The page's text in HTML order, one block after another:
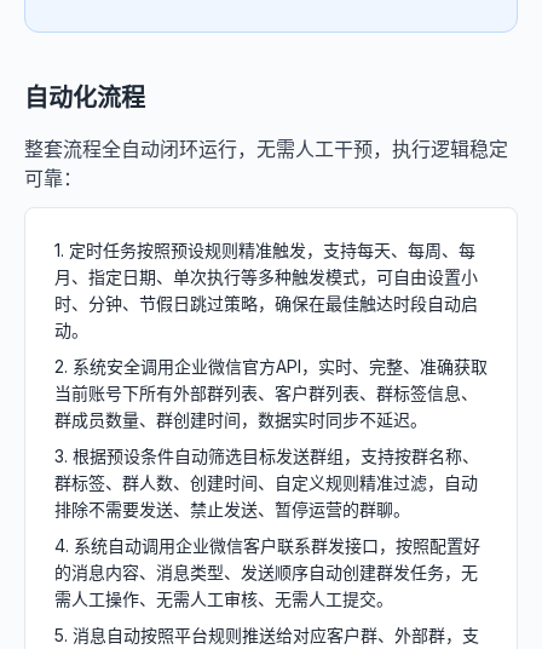
自动化流程
整套流程全自动闭环运行，无需人工干预，执行逻辑稳定
可靠：
1. 定时任务按照预设规则精准触发，支持每天、每周、每
月、指定日期、单次执行等多种触发模式，可自由设置小
时、分钟、节假日跳过策略，确保在最佳触达时段自动启
动。
2. 系统安全调用企业微信官方API，实时、完整、准确获取
当前账号下所有外部群列表、客户群列表、群标签信息、
群成员数量、群创建时间，数据实时同步不延迟。
3. 根据预设条件自动筛选目标发送群组，支持按群名称、
群标签、群人数、创建时间、自定义规则精准过滤，自动
排除不需要发送、禁止发送、暂停运营的群聊。
4. 系统自动调用企业微信客户联系群发接口，按照配置好
的消息内容、消息类型、发送顺序自动创建群发任务，无
需人工操作、无需人工审核、无需人工提交。
5. 消息自动按照平台规则推送给对应客户群、外部群，支